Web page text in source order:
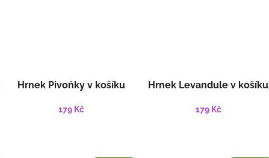
Hrnek Pivoňky v košíku
179 Kč
Hrnek Levandule v košíku
179 Kč